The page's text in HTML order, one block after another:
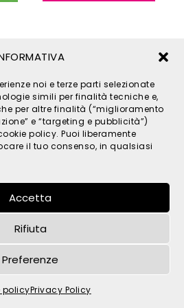
noi e terze parti selezionate
simili per finalità tecniche e,
per altre finalità (“miglioramento
e “targeting e pubblicità”)
policy. Puoi liberamente
il tuo consenso, in qualsiasi
Accetta
Rifiuta
Preferenze
policyPrivacy Policy
Rights Reserved - C.F. e P. IVA
-cookies- by